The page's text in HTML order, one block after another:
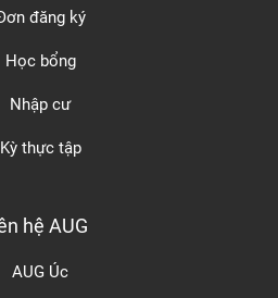
đăng ký
Học bổng
Nhập cư
Kỳ thực tập
hệ AUG
AUG Úc